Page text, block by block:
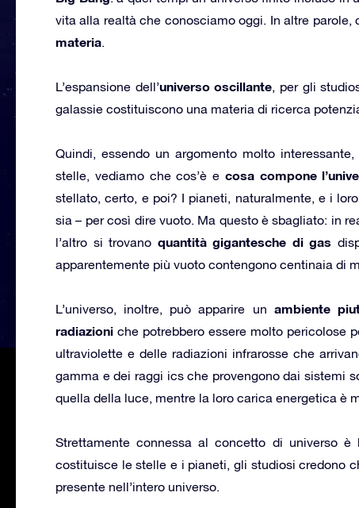
vita alla realtà che conosciamo oggi. In altre parole,
materia.
L’espansione dell’universo oscillante, per gli
galassie costituiscono una materia di ricerca
Quindi, essendo un argomento molto
stelle, vediamo che cos’è e cosa compone
stellato, certo, e poi? I pianeti, naturalmente, e i
sia – per così dire vuoto. Ma questo è sbagliato: in
l’altro si trovano quantità gigantesche di gas
apparentemente più vuoto contengono centinaia di
L’universo, inoltre, può apparire un ambiente
radiazioni che potrebbero essere molto pericolose
ultraviolette e delle radiazioni infrarosse che
gamma e dei raggi ics che provengono dai sistemi
quella della luce, mentre la loro carica energetica è
Strettamente connessa al concetto di universo è
costituisce le stelle e i pianeti, gli studiosi credono
presente nell’intero universo.